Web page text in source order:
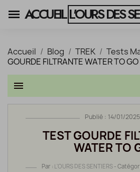
ACCUEILL'OURS DES
Accueil Blog TREK Tests
GOURDE FILTRANTE WATER TO GO
menu
Publié : 14/01/2025
TEST GOURDE
WATER TO
Par : L'OURS DES SENTIERS -